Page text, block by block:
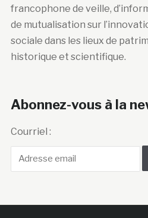
francophone de veille,
de mutualisation sur
sociale dans les lieux de
historique et scientifique.
Abonnez-vous à la
Courriel :